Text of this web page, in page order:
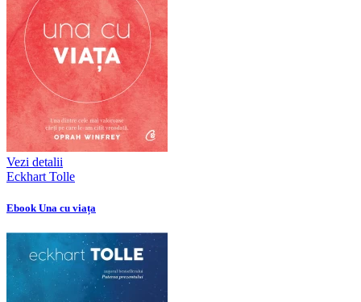
Vezi detalii
Eckhart Tolle
Ebook Una cu viața